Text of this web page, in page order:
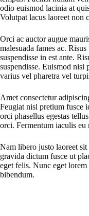
odio euismod lacinia at
Volutpat lacus laoreet non
Orci ac auctor augue
malesuada fames ac.
suspendisse in est ante.
suspendisse. Euismod
varius vel pharetra vel
Amet consectetur
Feugiat nisl pretium fusce
orci phasellus egestas
orci. Fermentum iaculis eu
Nam libero justo laoreet sit
gravida dictum fusce ut
eget felis. Nunc eget
bibendum.